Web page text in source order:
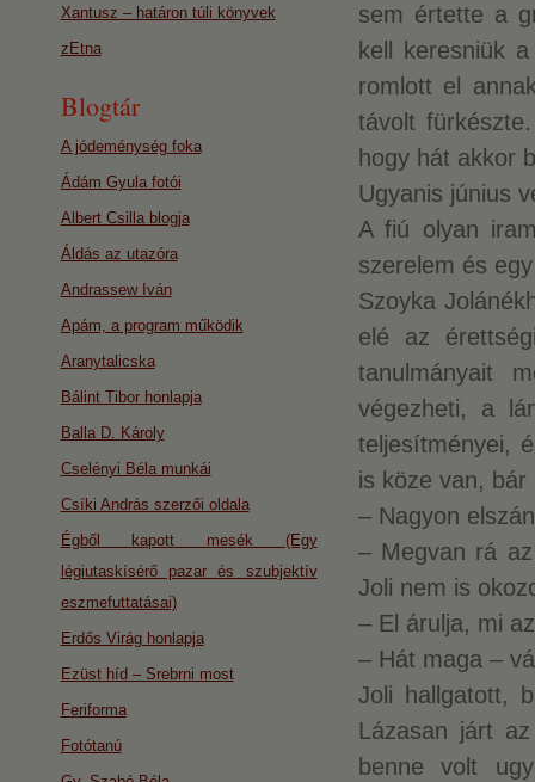
sem értette a
kell keresniük
romlott el
távolt
hogy hát akkor
Ugyanis június
A fiú olyan
szerelem és
Szoyka
elé az
tanulmányait
végezheti, a
teljesítményei,
is köze van,
– Nagyon
– Megvan rá
Joli nem is
– El árulja, mi
– Hát maga –
Joli hallgatott,
Lázasan járt
benne volt
Xantusz – határon túli könyvek
zEtna
Blogtár
A jódeménység foka
Ádám Gyula fotói
Albert Csilla blogja
Áldás az utazóra
Andrassew Iván
Apám, a program működik
Aranytalicska
Bálint Tibor honlapja
Balla D. Károly
Cselényi Béla munkái
Csíki András szerzői oldala
Égből kapott mesék (Egy
légiutaskísérő pazar és szubjektív
eszmefuttatásai)
Erdős Virág honlapja
Ezüst híd – Srebrni most
Feriforma
Fotótanú